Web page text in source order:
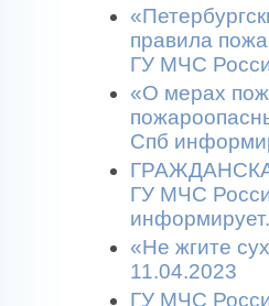
правила
ГУ МЧС
«О мерах
Спб
ГУ МЧС
«Не жгите
11.04.2023
ГУ МЧС